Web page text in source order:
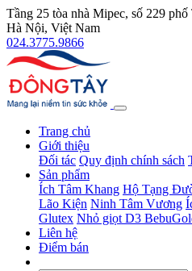
Tầng 25 tòa nhà Mipec, số 229
Hà Nội, Việt Nam
024.3775.9866
Trang chủ
Giới thiệu
Đối tác Quy định chính sách
Sản phẩm
Ích Tâm Khang Hộ Tạng
Lão Kiện Ninh Tâm Vương
Glutex Nhỏ giọt D3
Liên hệ
Điểm bán